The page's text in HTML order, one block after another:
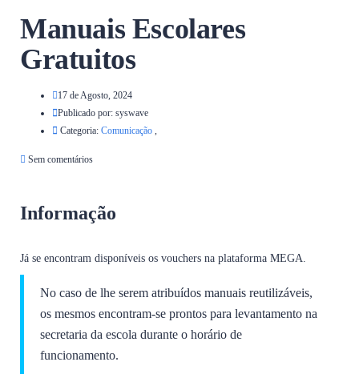
Manuais Escolares
Gratuitos
17 de Agosto, 2024
Publicado por: syswave
Categoria: Comunicação ,
Sem comentários
Informação
Já se encontram disponíveis os vouchers na plataforma MEGA.
No caso de lhe serem atribuídos manuais reutilizáveis,
os mesmos encontram-se prontos para levantamento na
secretaria da escola durante o horário de
funcionamento.